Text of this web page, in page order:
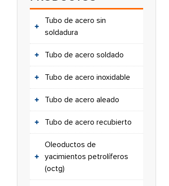
Tubo de acero sin
soldadura
Tubo de acero soldado
Tubo de acero inoxidable
Tubo de acero aleado
Tubo de acero recubierto
Oleoductos de
yacimientos petrolíferos
(octg)